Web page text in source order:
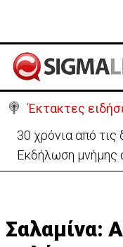
Έκτακτες
Συνεχίζονται τα
κίτρινη
Σαλαμίνα: